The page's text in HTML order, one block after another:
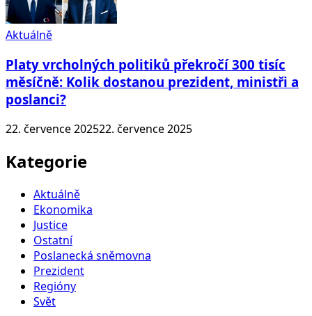
Aktuálně
Platy vrcholných politiků překročí 300 tisíc
měsíčně: Kolik dostanou prezident, ministři a
poslanci?
22. července 202522. července 2025
Kategorie
Aktuálně
Ekonomika
Justice
Ostatní
Poslanecká sněmovna
Prezident
Regióny
Svět